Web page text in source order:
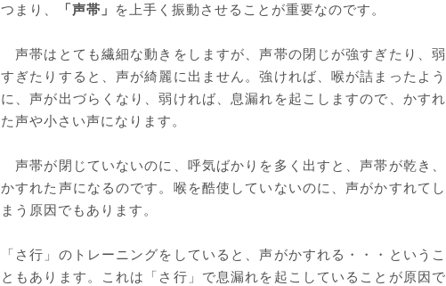
つまり、 「声帯」 を上手く振動させることが重要なのです。
声帯はとても繊細な動きをしますが、声帯の閉じが強すぎたり、弱
すぎたりすると、声が綺麗に出ません。強ければ、喉が詰まったよう
に、声が出づらくなり、弱ければ、息漏れを起こしますので、かすれ
た声や小さい声になります。
声帯が閉じていないのに、呼気ばかりを多く出すと、声帯が乾き、
かすれた声になるのです。喉を酷使していないのに、声がかすれてし
まう原因でもあります。
「さ行」のトレーニングをしていると、声がかすれる・・・というこ
ともあります。これは「さ行」で息漏れを起こしていることが原因で